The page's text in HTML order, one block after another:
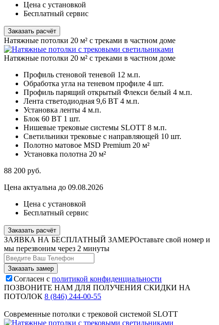
Цена с установкой
Бесплатный сервис
Заказать расчёт
Натяжные потолки 20 м² с треками в частном доме
Натяжные потолки 20 м² с треками в частном доме
Профиль стеновой теневой 12 м.п.
Обработка угла на теневом профиле 4 шт.
Профиль парящий открытый Флекси белый 4 м.п.
Лента стветодиодная 9,6 ВТ 4 м.п.
Установка ленты 4 м.п.
Блок 60 ВТ 1 шт.
Нишевые трековые системы SLOTT 8 м.п.
Светильники трековые с направляющей 10 шт.
Полотно матовое MSD Premium 20 м²
Установка полотна 20 м²
88 200 руб.
Цена актуальна до 09.08.2026
Цена с установкой
Бесплатный сервис
Заказать расчёт
ЗАЯВКА НА БЕСПЛАТНЫЙ ЗАМЕРОставьте свой номер и
мы перезвоним через 2 минуты
Согласен с политикой конфиденциальности
ПОЗВОНИТЕ НАМ ДЛЯ ПОЛУЧЕНИЯ СКИДКИ НА
ПОТОЛОК 8 (846) 244-00-55
Современные потолки с трековой системой SLOTT